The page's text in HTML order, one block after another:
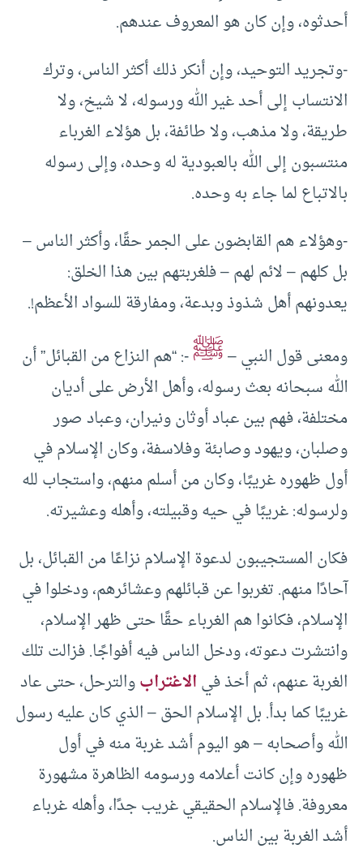
أحدثوه، وإن كان هو المعروف عندهم.
-وتجريد التوحيد، وإن أنكر ذلك أكثر الناس، وترك
الانتساب إلى أحد غير الله ورسوله، لا شيخ، ولا
طريقة، ولا مذهب، ولا طائفة، بل هؤلاء الغرباء
منتسبون إلى الله بالعبودية له وحده، وإلى رسوله
بالاتباع لما جاء به وحده.
-وهؤلاء هم القابضون على الجمر حقًا، وأكثر الناس –
بل كلهم – لائم لهم – فلغربتهم بين هذا الخلق:
يعدونهم أهل شذوذ وبدعة، ومفارقة للسواد الأعظم!.
ومعنى قول النبي –ﷺ-: “هم النزاع من القبائل” أن
الله سبحانه بعث رسوله، وأهل الأرض على أديان
مختلفة، فهم بين عباد أوثان ونيران، وعباد صور
وصلبان، ويهود وصابئة وفلاسفة، وكان الإسلام في
أول ظهوره غريبًا، وكان من أسلم منهم، واستجاب لله
ولرسوله: غريبًا في حيه وقبيلته، وأهله وعشيرته.
فكان المستجيبون لدعوة الإسلام نزاعًا من القبائل، بل
آحادًا منهم. تغربوا عن قبائلهم وعشائرهم، ودخلوا في
الإسلام، فكانوا هم الغرباء حقًا حتى ظهر الإسلام،
وانتشرت دعوته، ودخل الناس فيه أفواجًا. فزالت تلك
الغربة عنهم، ثم أخذ فيالاغترابوالترحل، حتى عاد
غريبًا كما بدأ. بل الإسلام الحق – الذي كان عليه رسول
الله وأصحابه – هو اليوم أشد غربة منه في أول
ظهوره وإن كانت أعلامه ورسومه الظاهرة مشهورة
معروفة. فالإسلام الحقيقي غريب جدًا، وأهله غرباء
أشد الغربة بين الناس.